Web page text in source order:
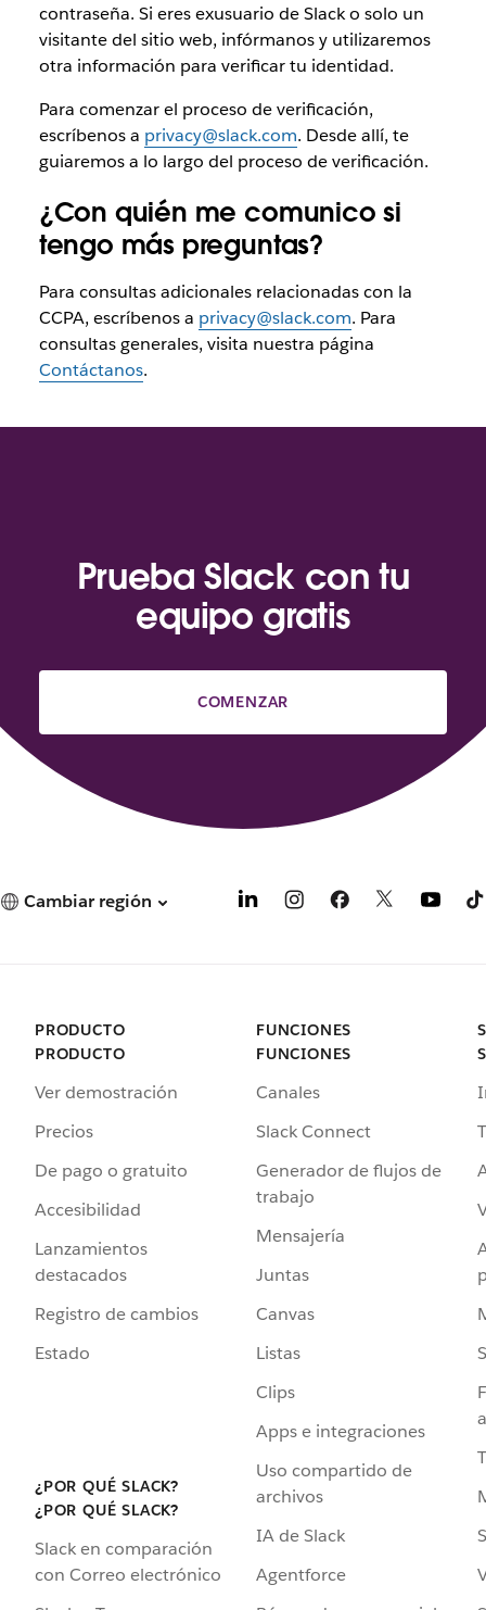
contraseña. Si eres exusuario de Slack o solo un
visitante del sitio web, infórmanos y utilizaremos
otra información para verificar tu identidad.
Para comenzar el proceso de verificación,
escríbenos a privacy@slack.com. Desde allí, te
guiaremos a lo largo del proceso de verificación.
¿Con quién me comunico si
tengo más preguntas?
Para consultas adicionales relacionadas con la
CCPA, escríbenos a privacy@slack.com. Para
consultas generales, visita nuestra página
Contáctanos.
Prueba Slack con tu
equipo gratis
COMENZAR
Cambiar región
PRODUCTO
PRODUCTO
Ver demostración
Precios
De pago o gratuito
Accesibilidad
Lanzamientos
destacados
Registro de cambios
Estado
¿POR QUÉ SLACK?
¿POR QUÉ SLACK?
Slack en comparación
con Correo electrónico
FUNCIONES
FUNCIONES
Canales
Slack Connect
Generador de flujos de
trabajo
Mensajería
Juntas
Canvas
Listas
Clips
Apps e integraciones
Uso compartido de
archivos
IA de Slack
Agentforce